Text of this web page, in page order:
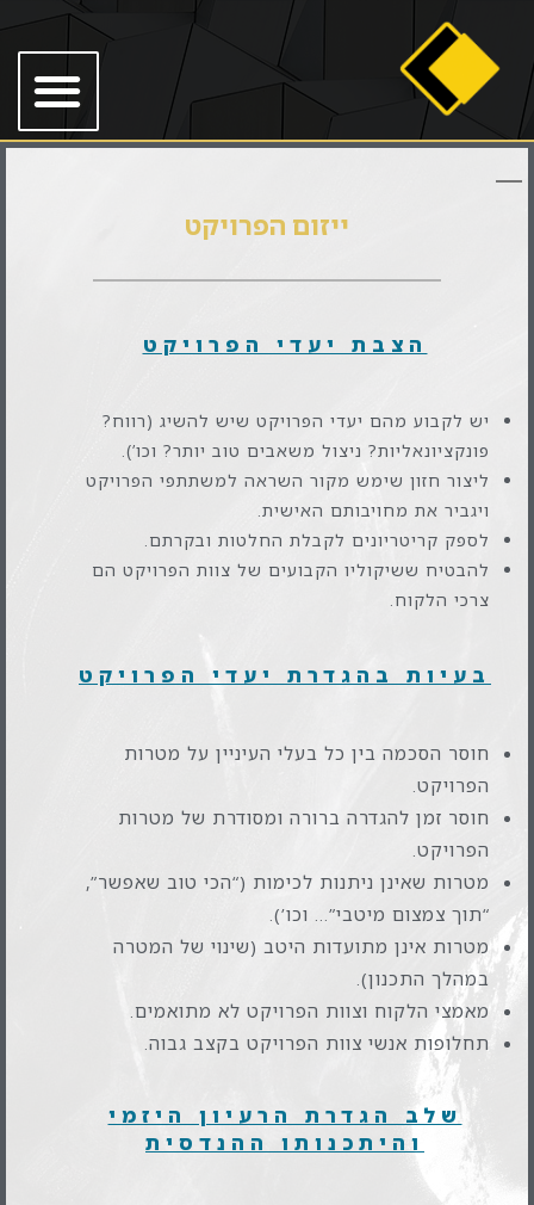
ייזום הפרויקט
הצבת יעדי הפרויקט
יש לקבוע מהם יעדי הפרויקט שיש להשיג (רווח?
פונקציונאליות? ניצול משאבים טוב יותר? וכו’).
ליצור חזון שימש מקור השראה למשתתפי הפרויקט
ויגביר את מחויבותם האישית.
לספק קריטריונים לקבלת החלטות ובקרתם.
להבטיח ששיקוליו הקבועים של צוות הפרויקט הם
צרכי הלקוח.
בעיות בהגדרת יעדי הפרויקט
חוסר הסכמה בין כל בעלי העיניין על מטרות
הפרויקט.
חוסר זמן להגדרה ברורה ומסודרת של מטרות
הפרויקט.
מטרות שאינן ניתנות לכימות (“הכי טוב שאפשר”,
“תוך צמצום מיטבי”… וכו’).
מטרות אינן מתועדות היטב (שינוי של המטרה
במהלך התכנון).
מאמצי הלקוח וצוות הפרויקט לא מתואמים.
תחלופות אנשי צוות הפרויקט בקצב גבוה.
שלב הגדרת הרעיון היזמי
והיתכנותו ההנדסית